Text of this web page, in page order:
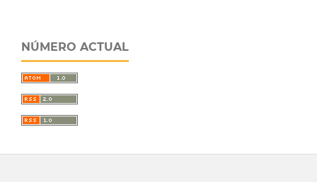
NÚMERO ACTUAL